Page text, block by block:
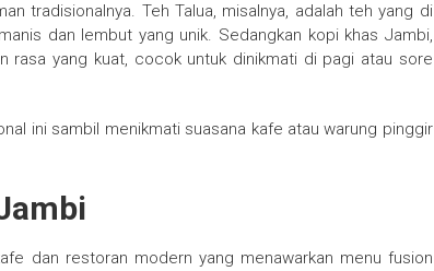
tradisionalnya. Teh Talua, misalnya, adalah teh yang di
dan lembut yang unik. Sedangkan kopi khas Jambi,
rasa yang kuat, cocok untuk dinikmati di pagi atau sore
ini sambil menikmati suasana kafe atau warung pinggir
dan restoran modern yang menawarkan menu fusion